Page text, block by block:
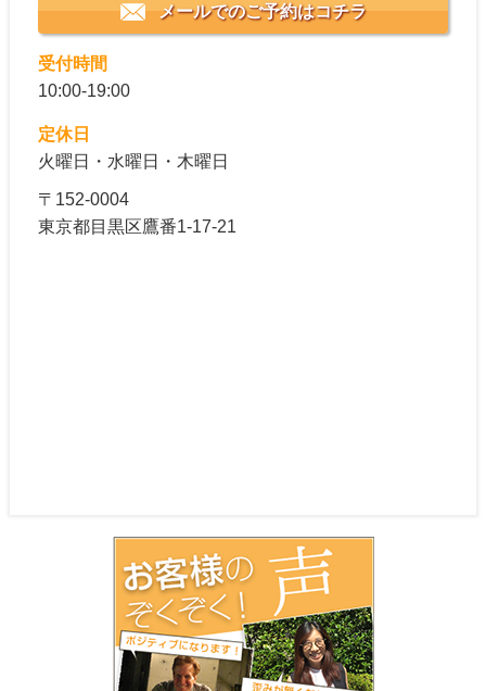
メールでのご予約はコチラ
受付時間
10:00-19:00
定休日
火曜日・水曜日・木曜日
〒152-0004
東京都目黒区鷹番1-17-21